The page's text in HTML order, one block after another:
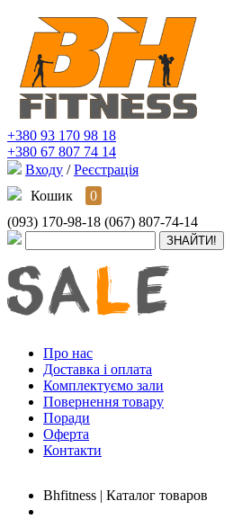
+380 93 170 98 18
+380 67 807 74 14
Входу / Реєстрація
Кошик
0
(093) 170-98-18 (067) 807-74-14
Про нас
Доставка і оплата
Комплектуємо зали
Повернення товару
Поради
Оферта
Контакти
Bhfitness | Каталог товаров